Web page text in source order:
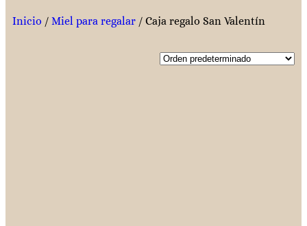
Inicio / Miel para regalar / Caja regalo San Valentín